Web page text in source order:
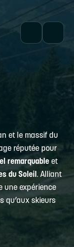
et le massif du
réputée pour
remarquableet
du Soleil. Alliant
une expérience
qu’aux skieurs